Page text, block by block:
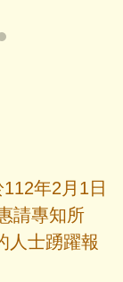
年2月1日
請專知所
人士踴躍報